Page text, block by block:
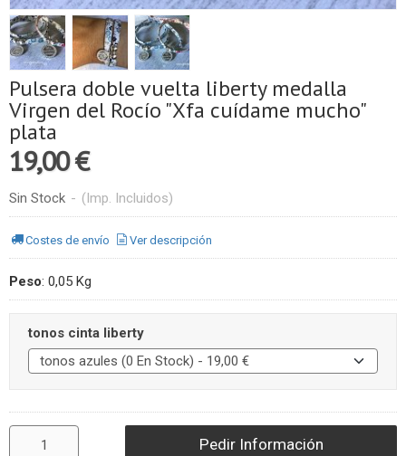
Pulsera doble vuelta liberty medalla
Virgen del Rocío "Xfa cuídame mucho"
plata
19,00 €
Sin Stock - (Imp. Incluidos)
Costes de envío Ver descripción
Peso: 0,05 Kg
tonos cinta liberty
Pedir Información